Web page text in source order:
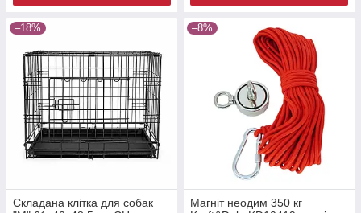
–18%
Складана клітка для собак
–8%
Магніт неодим 350 кг